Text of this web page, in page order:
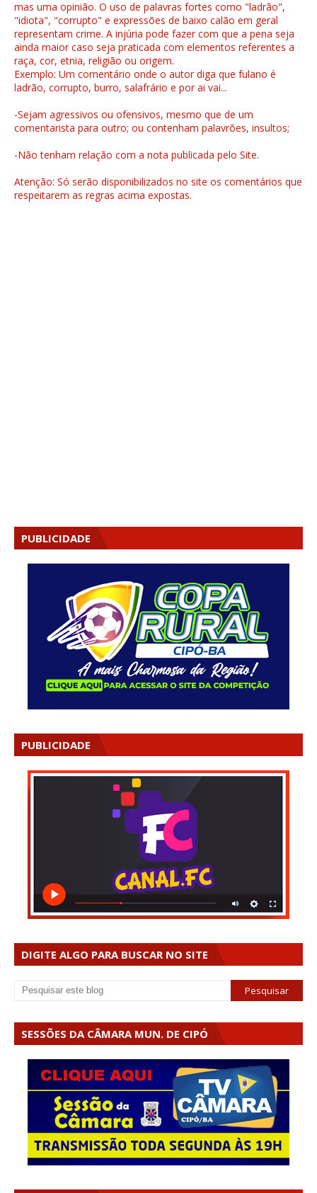
mas uma opinião. O uso de palavras fortes como "ladrão",
"idiota", "corrupto" e expressões de baixo calão em geral
representam crime. A injúria pode fazer com que a pena seja
ainda maior caso seja praticada com elementos referentes a
raça, cor, etnia, religião ou origem.
Exemplo: Um comentário onde o autor diga que fulano é
ladrão, corrupto, burro, salafrário e por ai vai...
-Sejam agressivos ou ofensivos, mesmo que de um
comentarista para outro; ou contenham palavrões, insultos;
-Não tenham relação com a nota publicada pelo Site.
Atenção: Só serão disponibilizados no site os comentários que
respeitarem as regras acima expostas.
PUBLICIDADE
PUBLICIDADE
DIGITE ALGO PARA BUSCAR NO SITE
SESSÕES DA CÂMARA MUN. DE CIPÓ